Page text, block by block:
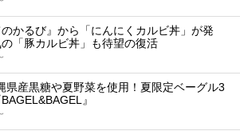
のかるび』から「にんにくカルビ丼」が発
「豚カルビ丼」も待望の復活
県産黒糖や夏野菜を使用！夏限定ベーグル3
』